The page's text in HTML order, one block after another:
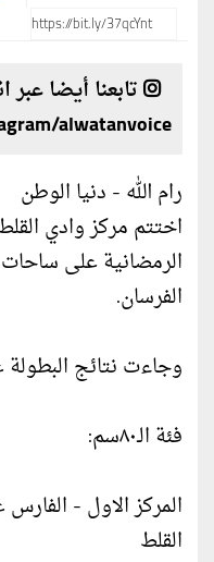
تابعنا أيضا عبر
alwatanvoice
رام الله - دنيا الوطن
اختتم مركز وادي
الرمضانية على
الفرسان.
وجاءت نتائج البطولة
فئة الـ٨٠سم:
المركز الاول -
القلط